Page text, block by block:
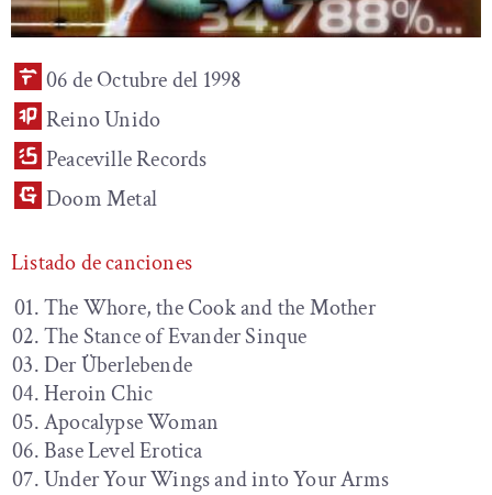
06 de Octubre del 1998
Reino Unido
Peaceville Records
Doom Metal
Listado de canciones
The Whore, the Cook and the Mother
The Stance of Evander Sinque
Der Überlebende
Heroin Chic
Apocalypse Woman
Base Level Erotica
Under Your Wings and into Your Arms